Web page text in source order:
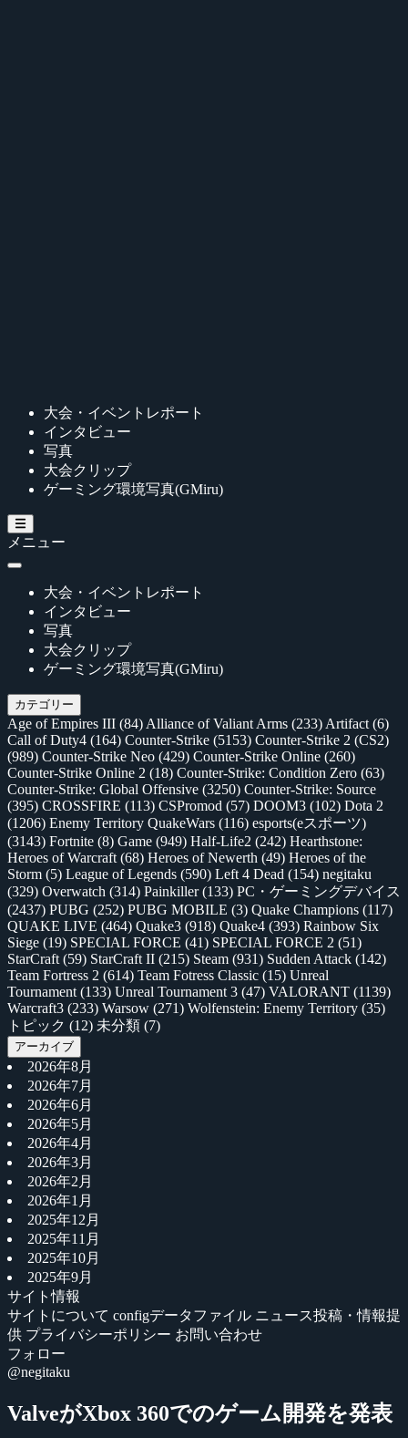
大会・イベントレポート
インタビュー
写真
大会クリップ
ゲーミング環境写真(GMiru)
メニュー
大会・イベントレポート
インタビュー
写真
大会クリップ
ゲーミング環境写真(GMiru)
カテゴリー
Age of Empires III (84) Alliance of Valiant Arms (233) Artifact (6)
Call of Duty4 (164) Counter-Strike (5153) Counter-Strike 2 (CS2)
(989) Counter-Strike Neo (429) Counter-Strike Online (260)
Counter-Strike Online 2 (18) Counter-Strike: Condition Zero (63)
Counter-Strike: Global Offensive (3250) Counter-Strike: Source
(395) CROSSFIRE (113) CSPromod (57) DOOM3 (102) Dota 2
(1206) Enemy Territory QuakeWars (116) esports(eスポーツ)
(3143) Fortnite (8) Game (949) Half-Life2 (242) Hearthstone:
Heroes of Warcraft (68) Heroes of Newerth (49) Heroes of the
Storm (5) League of Legends (590) Left 4 Dead (154) negitaku
(329) Overwatch (314) Painkiller(133) PC・ゲーミングデバイス
(2437) PUBG (252) PUBG MOBILE (3) Quake Champions (117)
QUAKE LIVE (464) Quake3 (918) Quake4 (393) Rainbow Six
Siege (19) SPECIAL FORCE (41) SPECIAL FORCE 2 (51)
StarCraft (59) StarCraft II (215) Steam (931) Sudden Attack (142)
Team Fortress 2 (614) Team Fotress Classic (15) Unreal
Tournament (133) Unreal Tournament 3 (47) VALORANT (1139)
Warcraft3 (233) Warsow (271) Wolfenstein: Enemy Territory (35)
トピック (12) 未分類 (7)
アーカイブ
2026年8月
2026年7月
2026年6月
2026年5月
2026年4月
2026年3月
2026年2月
2026年1月
2025年12月
2025年11月
2025年10月
2025年9月
サイト情報
サイトについて configデータファイル ニュース投稿・情報提
供 プライバシーポリシー お問い合わせ
フォロー
@negitaku
ValveがXbox 360でのゲーム開発を発表